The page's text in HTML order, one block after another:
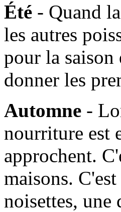
Été - Quand
les autres
pour la
donner les
Automne -
nourriture est
approchent.
maisons.
noisettes, une